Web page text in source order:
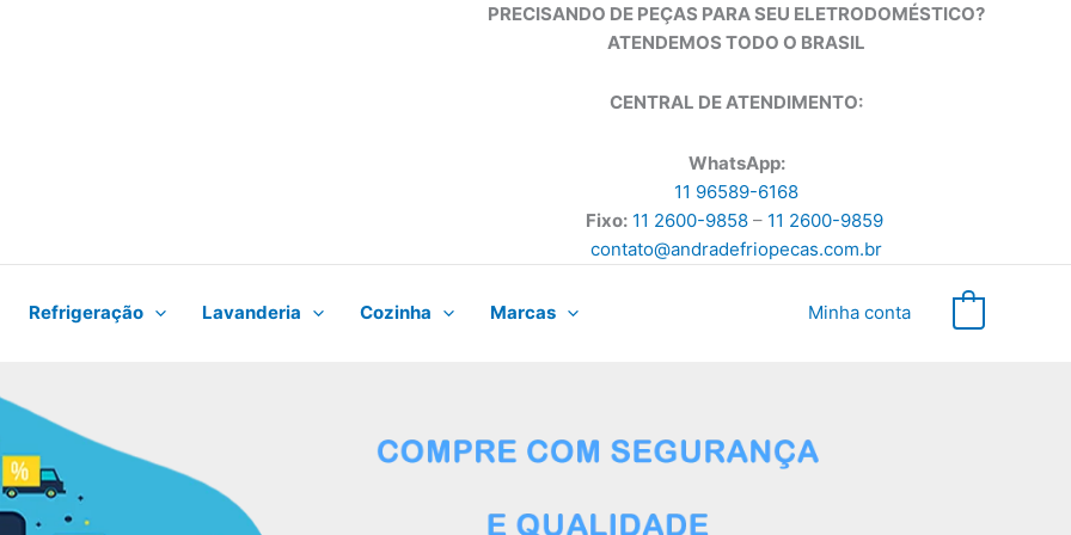
PRECISANDO DE PEÇAS PARA SEU ELETRODOMÉSTICO?
ATENDEMOS TODO O BRASIL
CENTRAL DE ATENDIMENTO:
WhatsApp:
11 96589-6168
Fixo: 11 2600-9858– 11 2600-9859
contato@andradefriopecas.com.br
Refrigeração Lavanderia Cozinha Marcas Minha conta